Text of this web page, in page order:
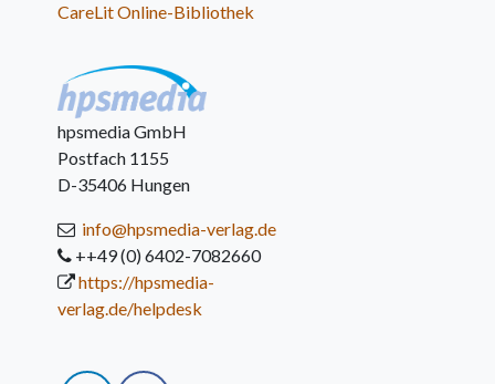
CareLit Online-Bibliothek
hpsmedia GmbH
Postfach 1155
D-35406 Hungen
info@hpsmedia-verlag.de
++49 (0) 6402-7082660
https://hpsmedia-
verlag.de/helpdesk